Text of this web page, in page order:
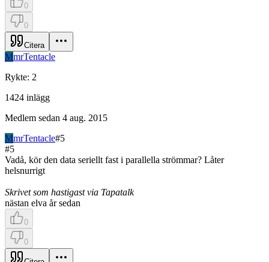
0
0
Citera
MmrTentacle
Rykte: 2
1424 inlägg
Medlem sedan 4 aug. 2015
MmrTentacle#5
#5
Vadå, kör den data seriellt fast i parallella strömmar? Låter
helsnurrigt
Skrivet som hastigast via Tapatalk
nästan elva år sedan
0
0